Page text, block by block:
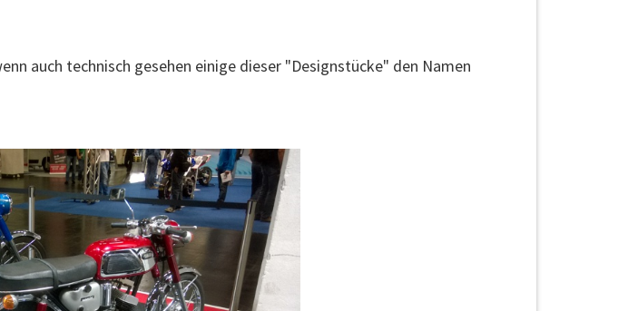
auch technisch gesehen einige dieser "Designstücke" den Namen